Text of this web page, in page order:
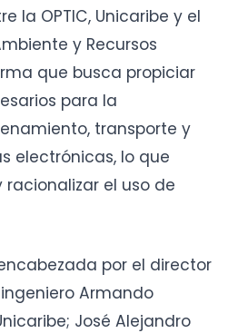
la OPTIC, Unicaribe y el
y Recursos
que busca propiciar
para la
transporte y
electrónicas, lo que
el uso de
por el director
Armando
José Alejandro